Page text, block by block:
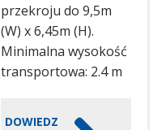
przekroju do 9,5m
(W) x 6,45m (H).
Minimalna wysokość
transportowa: 2.4 m
DOWIEDZ